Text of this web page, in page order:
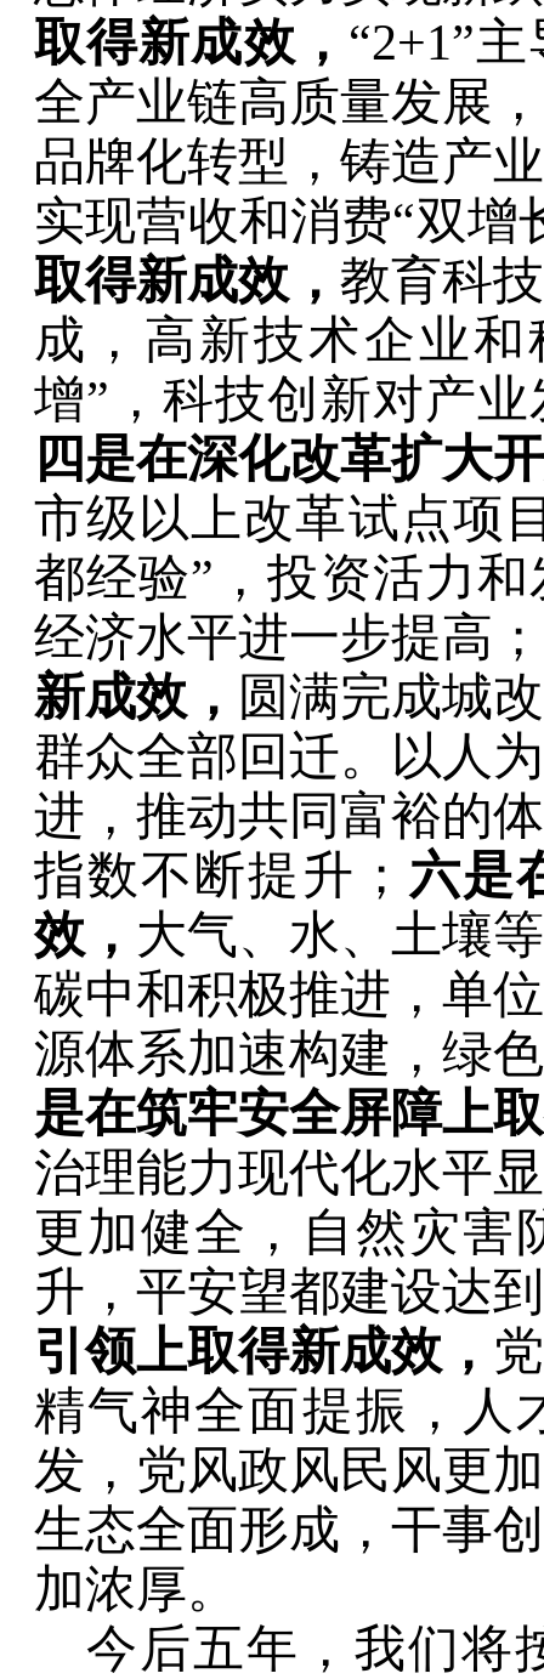
取得新成效 ， “2+1”主
全产业链高质量发展
品牌化转型，铸造产
实现营收和消费“双增
取得新成效 ， 教育科
成，高新技术企业
增” ，科技创新对产
四是在深化改革扩大
市级以上改革试点项
都经验” ，投资活力
经济水平进一步提高 ；
新成效 ， 圆满完成城
群众全部回迁。以人
进，推动共同富裕的
指数不断提升 ； 六是
效 ， 大气、水、土壤
碳中和积极推进，单位
源体系加速构建，绿
是在筑牢安全屏障上
治理能力现代化水平
更加健全，自然灾害
升，平安望都建设达
引领上取得新成效，
精气神全面提振，人
发，党风政风民风更
生态全面形成，干事
加浓厚。
今后五年， 我们将